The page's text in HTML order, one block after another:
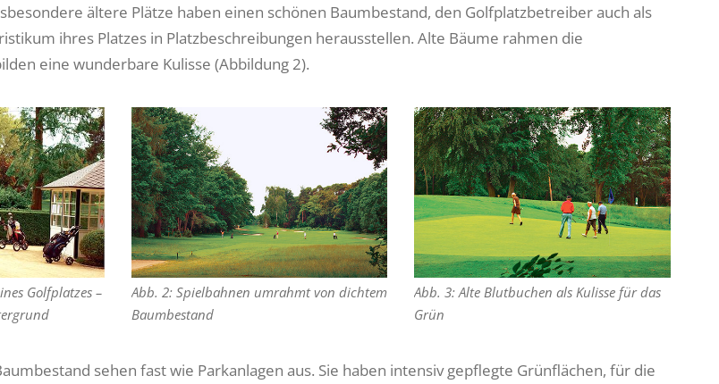
ältere Plätze haben einen schönen Baumbestand, den Golfplatzbetreiber auch als
ihres Platzes in Platzbeschreibungen herausstellen. Alte Bäume rahmen die
eine wunderbare Kulisse (Abbildung 2).
Golfplatzes –
Abb. 2: Spielbahnen umrahmt von dichtem
Baumbestand
Abb. 3: Alte Blutbuchen als Kulisse für das
Grün
sehen fast wie Parkanlagen aus. Sie haben intensiv gepflegte Grünflächen, für die